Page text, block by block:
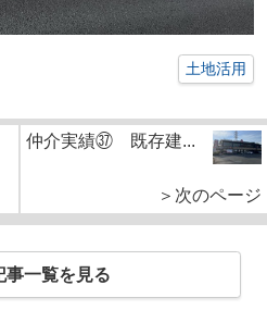
土地活用
仲介実績㊲ 既存建...
＞次のページ
事一覧を見る